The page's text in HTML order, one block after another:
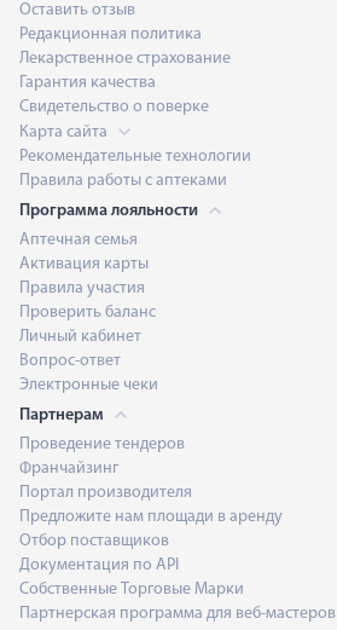
Кирилл Белан
Оставить отзыв
Редакционная политика
Лекарственное страхование
Гарантия качества
Свидетельство о поверке
Карта сайта
Рекомендательные технологии
Правила работы с аптеками
Программа лояльности
Аптечная семья
Активация карты
Правила участия
Проверить баланс
Личный кабинет
Вопрос-ответ
Электронные чеки
Партнерам
Проведение тендеров
Франчайзинг
Портал производителя
Предложите нам площади в аренду
Отбор поставщиков
Документация по API
Собственные Торговые Марки
Партнерская программа для веб-мастеров